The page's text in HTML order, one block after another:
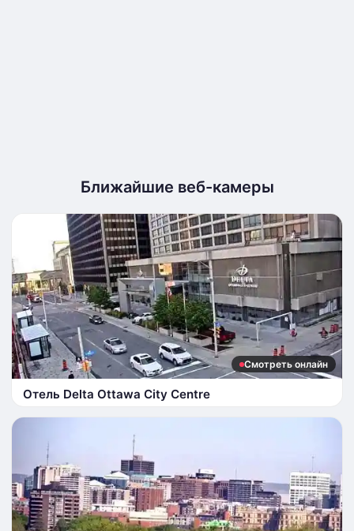
Ближайшие веб-камеры
Смотреть онлайн
Отель Delta Ottawa City Centre